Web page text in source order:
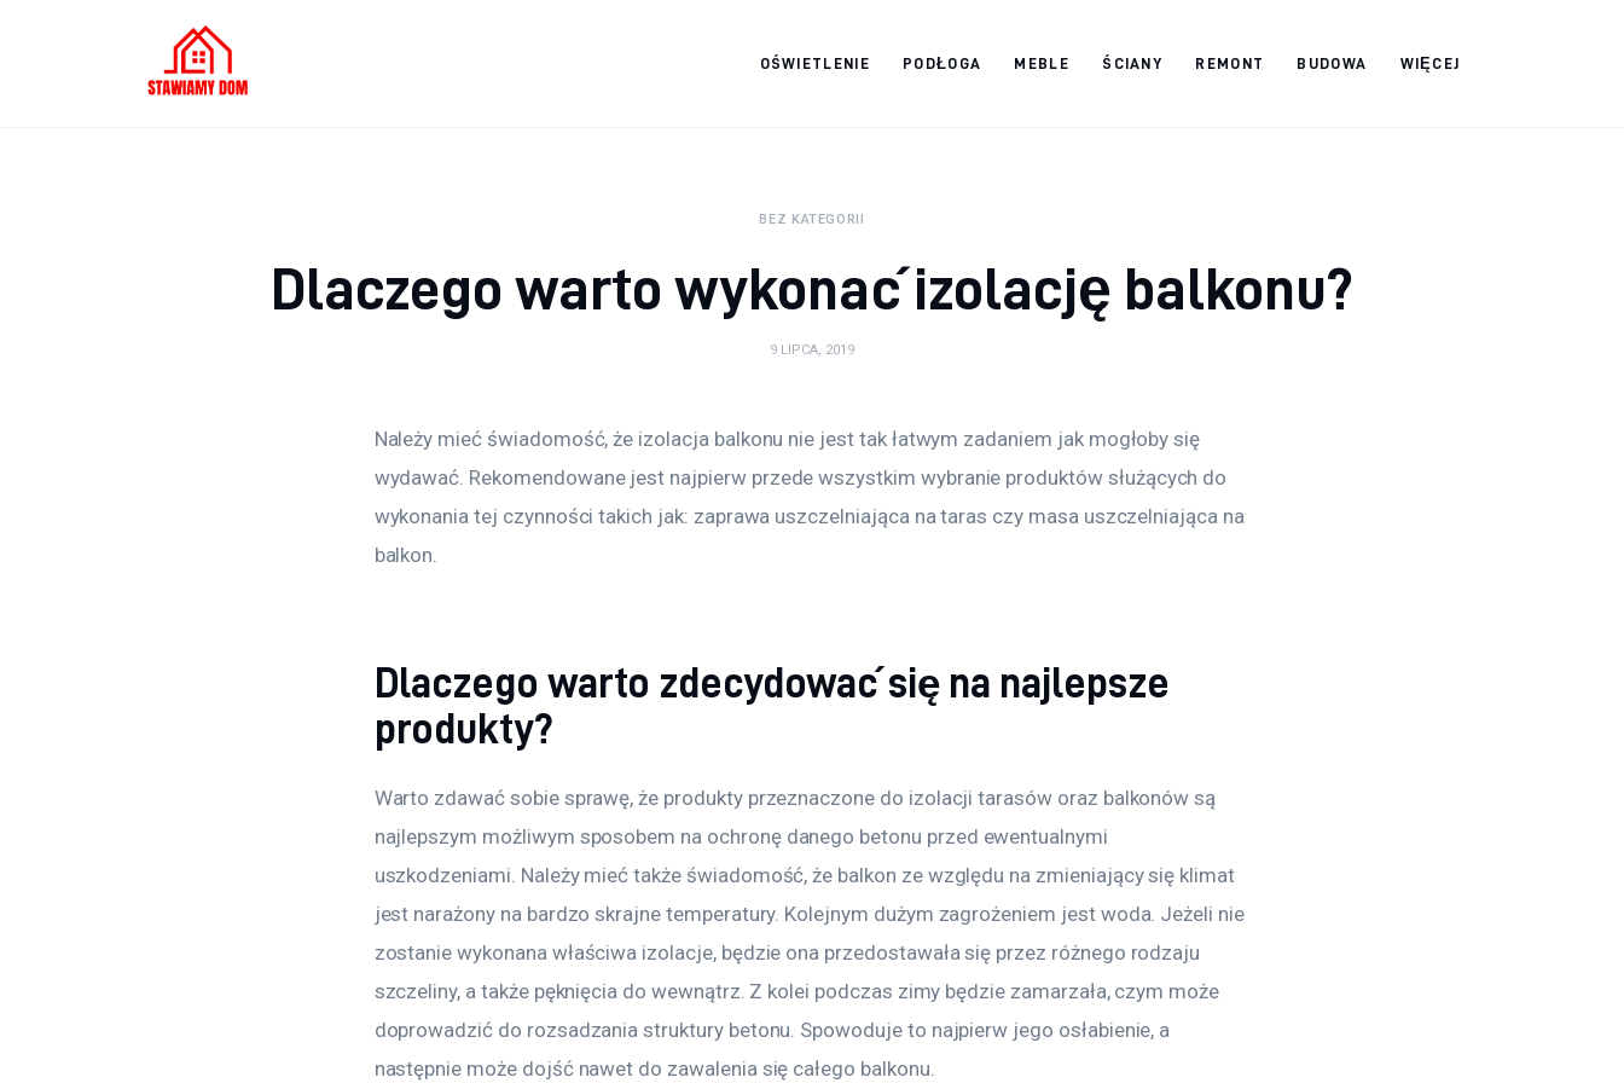
OŚWIETLENIE PODŁOGA MEBLE ŚCIANY REMONT BUDOWA WIĘCEJ
BEZ KATEGORII
Dlaczego warto wykonać izolację balkonu?
9 LIPCA, 2019
Należy mieć świadomość, że izolacja balkonu nie jest tak łatwym zadaniem jak mogłoby się
wydawać. Rekomendowane jest najpierw przede wszystkim wybranie produktów służących do
wykonania tej czynności takich jak: zaprawa uszczelniająca na taras czy masa uszczelniająca na
balkon.
Dlaczego warto zdecydować się na najlepsze
produkty?
Warto zdawać sobie sprawę, że produkty przeznaczone do izolacji tarasów oraz balkonów są
najlepszym możliwym sposobem na ochronę danego betonu przed ewentualnymi
uszkodzeniami. Należy mieć także świadomość, że balkon ze względu na zmieniający się klimat
jest narażony na bardzo skrajne temperatury. Kolejnym dużym zagrożeniem jest woda. Jeżeli nie
zostanie wykonana właściwa izolacje, będzie ona przedostawała się przez różnego rodzaju
szczeliny, a także pęknięcia do wewnątrz. Z kolei podczas zimy będzie zamarzała, czym może
doprowadzić do rozsadzania struktury betonu. Spowoduje to najpierw jego osłabienie, a
następnie może dojść nawet do zawalenia się całego balkonu.